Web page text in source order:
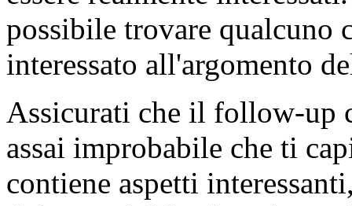
possibile trovare qualcuno
interessato all'argomento
Assicurati che il follow-up
assai improbabile che ti
contiene aspetti